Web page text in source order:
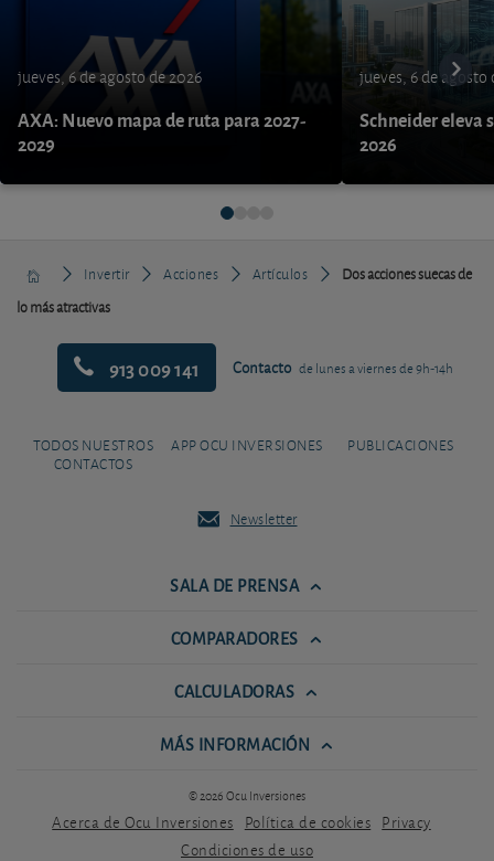
jueves, 6 de agosto de 2026
AXA: Nuevo mapa de ruta para 2027-
2029
jueves, 6 de agosto
Schneider eleva
2026
Invertir Acciones Artículos
Dos acciones suecas de
lo más atractivas
913 009 141 Contacto de lunes a viernes de 9h-14h
TODOS NUESTROS
CONTACTOS
APP OCU INVERSIONES PUBLICACIONES
Newsletter
SALA DE PRENSA
COMPARADORES
CALCULADORAS
MÁS INFORMACIÓN
© 2026 Ocu Inversiones
Acerca de Ocu Inversiones Política de cookies Privacy
Condiciones de uso